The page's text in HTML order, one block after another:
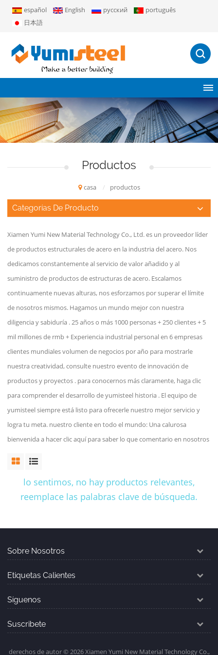
español English русский
português
日本語
Productos
casa / productos
Categorías De Producto
Xiamen Yumi New Material Technology Co., Ltd. es un proveedor líder
de productos estructurales de acero en la industria del acero. Nos
dedicamos constantemente al servicio de valor añadido y al
suministro de productos de estructuras de acero. Escalamos
continuamente nuevas alturas, nos esforzamos por superar el límite
de nosotros mismos. Hagamos un mundo mejor con nuestra
diligencia y sabiduría . 25 años o más 1000 personas + 250 clientes + 5
mil millones de rmb + Experiencia industrial personal en 6 empresas
clientes mundiales volumen de negocios por año para mostrarle
nuestra creatividad, consulte nuestro evento de innovación de
productos y proyectos . para conocernos más claramente, haga clic
para comprender el desarrollo de yumisteel historia . El equipo de
yumisteel siempre está listo para ofrecerle nuestro mejor servicio y
logra tu meta. nuestro cliente en todo el mundo: Una calurosa
bienvenida a hacer clic aquí para saber lo que comentario en nosotros
lo sentimos, no hay productos relevantes,
reemplace las palabras clave de búsqueda.
Sobre Nosotros
Etiquetas Calientes
Síguenos
Suscribete
derechos de autor © 2026 Xiamen Yumi New Material Technology Co.,